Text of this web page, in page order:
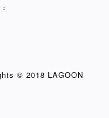
© 2018 LAGOON